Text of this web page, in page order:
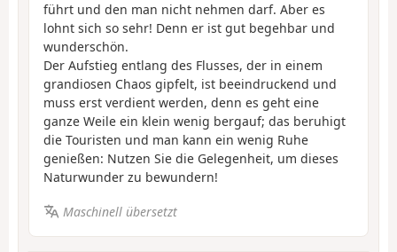
führt und den man nicht nehmen darf. Aber es
lohnt sich so sehr! Denn er ist gut begehbar und
wunderschön.
Der Aufstieg entlang des Flusses, der in einem
grandiosen Chaos gipfelt, ist beeindruckend und
muss erst verdient werden, denn es geht eine
ganze Weile ein klein wenig bergauf; das beruhigt
die Touristen und man kann ein wenig Ruhe
genießen: Nutzen Sie die Gelegenheit, um dieses
Naturwunder zu bewundern!
Maschinell übersetzt